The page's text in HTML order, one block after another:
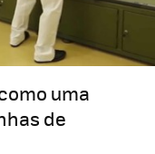
uma
de